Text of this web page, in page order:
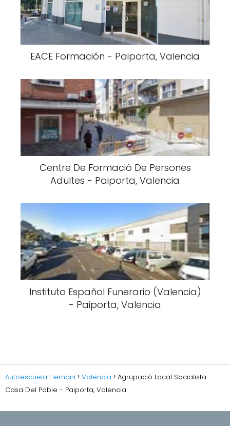
EACE Formación - Paiporta, Valencia
Centre De Formació De Persones
Adultes - Paiporta, Valencia
Instituto Español Funerario (Valencia)
- Paiporta, Valencia
Autoescuela Hernani Valencia
Agrupació Local Socialista
Casa Del Poble - Paiporta, Valencia